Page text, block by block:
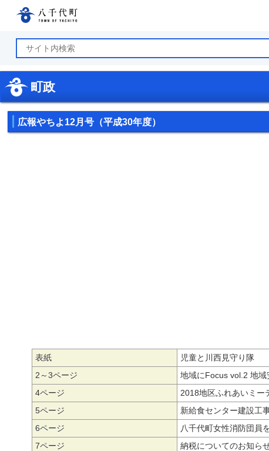
町政
広報やちよ12月号（平成30年度）
表紙
児童と川西見守り隊
2～3ページ
地域にFocus vol.2 地
4ページ
2018地区ふれあいミー
5ページ
新給食センター建設工
6ページ
八千代町女性消防団員
7ページ
納税についてのお知ら